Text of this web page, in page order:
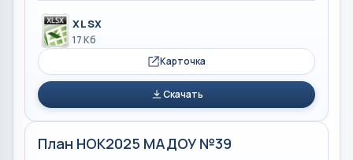
XLSX
17 Кб
Карточка
Скачать
План НОК2025 МАДОУ №39